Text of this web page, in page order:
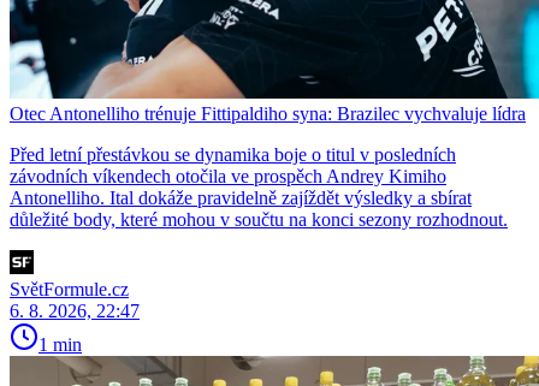
Otec Antonelliho trénuje Fittipaldiho syna: Brazilec vychvaluje lídra
Před letní přestávkou se dynamika boje o titul v posledních
závodních víkendech otočila ve prospěch Andrey Kimiho
Antonelliho. Ital dokáže pravidelně zajíždět výsledky a sbírat
důležité body, které mohou v součtu na konci sezony rozhodnout.
SvětFormule.cz
6. 8. 2026, 22:47
1 min